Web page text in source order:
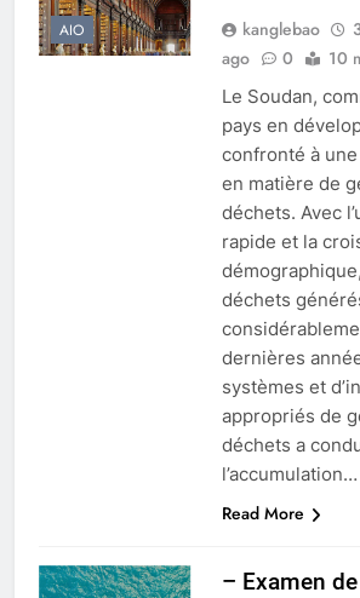
AIO kanglebao
ago
0 10
Le Soudan,
pays en
confronté à
en matière de
déchets. Avec
rapide et la
déchets
dernières
systèmes et
appropriés de
déchets a
l’accumulation…
Read More
– Examen